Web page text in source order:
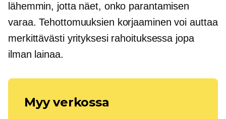
lähemmin, jotta näet, onko parantamisen
varaa. Tehottomuuksien korjaaminen voi auttaa
merkittävästi yrityksesi rahoituksessa jopa
ilman lainaa.
Myy verkossa